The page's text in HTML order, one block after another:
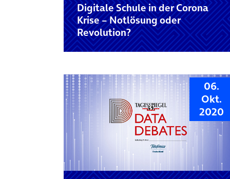
Digitale Schule in der Corona
Krise – Notlösung oder
Revolution?
06.
Okt.
2020